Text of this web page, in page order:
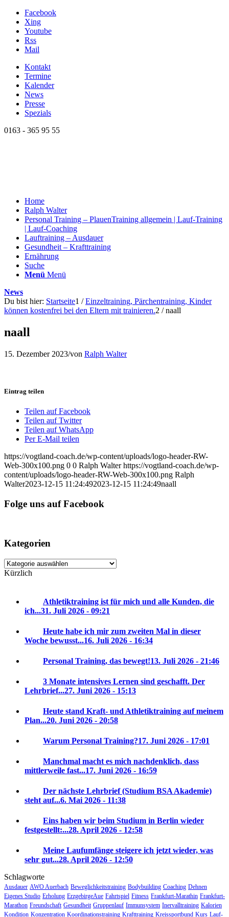
Facebook
Xing
Youtube
Rss
Mail
Kontakt
Termine
Kalender
News
Presse
Spezials
0163 - 365 95 55
Home
Ralph Walter
Personal Training – PlauenTraining allgemein | Lauf-Training
| Lauf-Coaching
Lauftraining – Ausdauer
Gesundheit – Krafttraining
Ernährung
Suche
Menü Menü
News
Du bist hier: Startseite1 / Einzeltraining, Pärchentraining, Kinder
können kostenfrei bei den Eltern mit trainieren.2 / naall
naall
15. Dezember 2023/von Ralph Walter
Eintrag teilen
Teilen auf Facebook
Teilen auf Twitter
Teilen auf WhatsApp
Per E-Mail teilen
https://vogtland-coach.de/wp-content/uploads/logo-header-RW-
Web-300x100.png 0 0 Ralph Walter https://vogtland-coach.de/wp-
content/uploads/logo-header-RW-Web-300x100.png Ralph
Walter2023-12-15 11:24:492023-12-15 11:24:49naall
Folge uns auf Facebook
Kategorien
Kategorien
Kürzlich
Athletiktraining ist für mich und alle Kunden, die
ich...31. Juli 2026 - 09:21
Heute habe ich mir zum zweiten Mal in dieser
Woche bewusst...16. Juli 2026 - 16:34
Personal Training, das bewegt!13. Juli 2026 - 21:46
3 Monate intensives Lernen sind geschafft. Der
Lehrbrief...27. Juni 2026 - 15:13
Heute stand Kraft- und Athletiktraining auf meinem
Plan...20. Juni 2026 - 20:58
Warum Personal Training?17. Juni 2026 - 17:01
Manchmal macht es mich nachdenklich, dass
mittlerweile fast...17. Juni 2026 - 16:59
Der nächste Lehrbrief (Studium BSA Akademie)
steht auf...6. Mai 2026 - 11:38
Eins haben wir beim Studium in Berlin wieder
festgestellt:...28. April 2026 - 12:58
Meine Laufumfänge steigere ich jetzt wieder, was
sehr gut...28. April 2026 - 12:50
Schlagworte
Ausdauer AWO Auerbach Beweglichkeitstraining Bodybuilding Coaching Dehnen
Eigenes Studio Erholung ErzgebirgeAue Fahrtspiel Fitness Frankfurt-Marathin Frankfurt-
Marathon Freundschaft Gesundheit Gruppenlauf Immunsystem Inervalltraining Kalorien
Kondition Konzentration Koordinationstraining Krafttraining Kreissportbund Kurs Lauf-